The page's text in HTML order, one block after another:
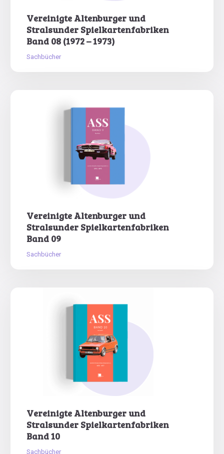
Vereinigte Altenburger und
Stralsunder Spielkartenfabriken
Band 08 (1972 – 1973)
Sachbücher
Vereinigte Altenburger und
Stralsunder Spielkartenfabriken
Band 09
Sachbücher
Vereinigte Altenburger und
Stralsunder Spielkartenfabriken
Band 10
Sachbücher